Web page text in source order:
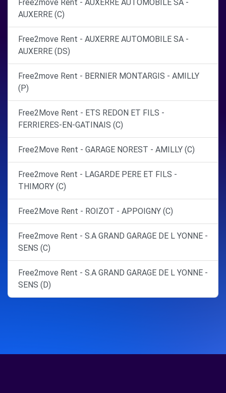
Free2move Rent - AUXERRE AUTOMOBILE SA -
AUXERRE (C)
Free2move Rent - AUXERRE AUTOMOBILE SA -
AUXERRE (DS)
Free2move Rent - BERNIER MONTARGIS - AMILLY
(P)
Free2Move Rent - ETS REDON ET FILS -
FERRIERES-EN-GATINAIS (C)
Free2Move Rent - GARAGE NOREST - AMILLY (C)
Free2move Rent - LAGARDE PERE ET FILS -
THIMORY (C)
Free2Move Rent - ROIZOT - APPOIGNY (C)
Free2move Rent - S.A GRAND GARAGE DE L YONNE -
SENS (C)
Free2move Rent - S.A GRAND GARAGE DE L YONNE -
SENS (D)